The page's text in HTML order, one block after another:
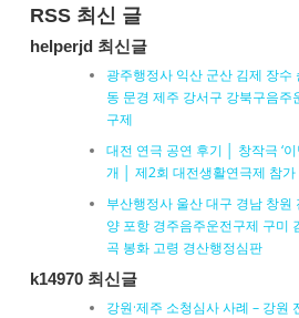
RSS 최신 글
helperjd 최신글
광주행정사 익산 군산 김제 장수
동 문경 제주 강서구 강북구음
구제
대전 연극 공연 후기 │ 창작극 ‘
개 │ 제2회 대전생활연극제 참가
부산행정사 울산 대구 경남 창원
양 포항 경주음주운전구제 구미
곡 봉화 고령 경산행정심판
k14970 최신글
강원·제주 소청심사 사례 – 강원